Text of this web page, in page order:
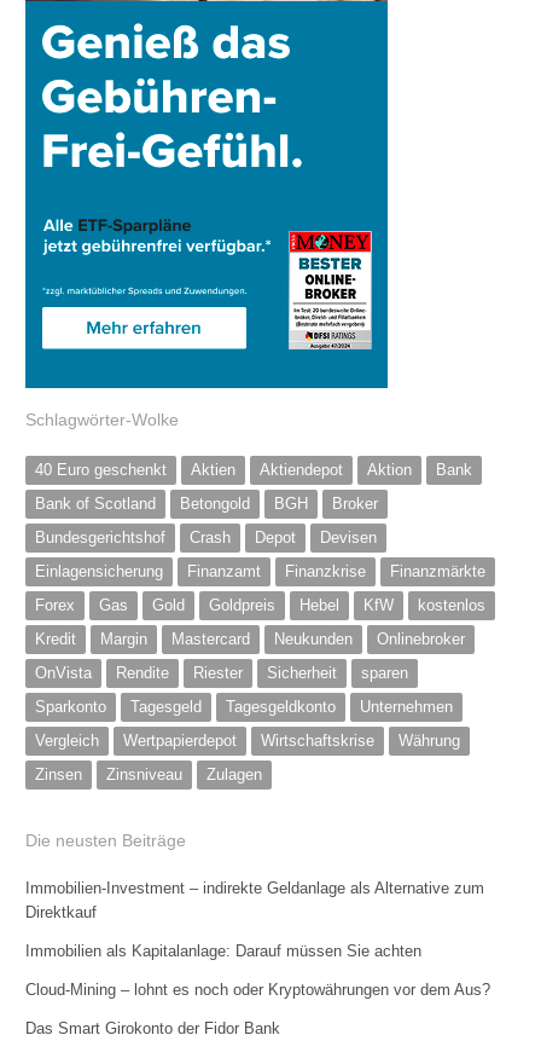
Schlagwörter-Wolke
40 Euro geschenkt Aktien Aktiendepot Aktion
Bank
Bank of Scotland
Betongold BGH
Broker
Bundesgerichtshof
Crash Depot
Devisen
Einlagensicherung
Finanzamt Finanzkrise
Finanzmärkte
Forex
Gas Gold Goldpreis Hebel KfW
kostenlos
Kredit
Margin Mastercard Neukunden
Onlinebroker
OnVista
Rendite Riester Sicherheit
sparen
Sparkonto
Tagesgeld Tagesgeldkonto
Unternehmen
Vergleich
Wertpapierdepot Wirtschaftskrise
Währung
Zinsen
Zinsniveau Zulagen
Die neusten Beiträge
Immobilien-Investment – indirekte Geldanlage als Alternative zum
Direktkauf
Immobilien als Kapitalanlage: Darauf müssen Sie achten
Cloud-Mining – lohnt es noch oder Kryptowährungen vor dem Aus?
Das Smart Girokonto der Fidor Bank